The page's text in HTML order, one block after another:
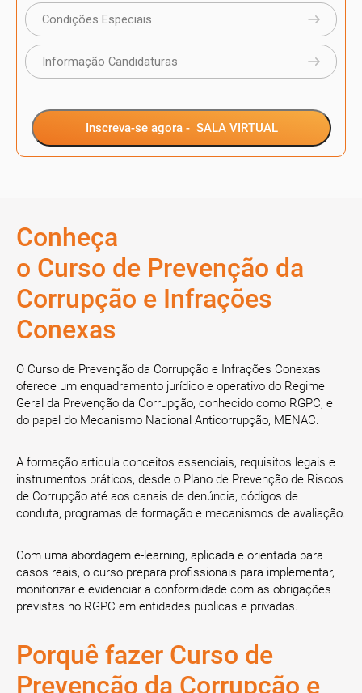
Condições Especiais
Informação Candidaturas
Inscreva-se agora - SALA VIRTUAL
Conheça
o Curso de Prevenção da
Corrupção e Infrações
Conexas
O Curso de Prevenção da Corrupção e Infrações Conexas
oferece um enquadramento jurídico e operativo do Regime
Geral da Prevenção da Corrupção, conhecido como RGPC, e
do papel do Mecanismo Nacional Anticorrupção, MENAC.
A formação articula conceitos essenciais, requisitos legais e
instrumentos práticos, desde o Plano de Prevenção de Riscos
de Corrupção até aos canais de denúncia, códigos de
conduta, programas de formação e mecanismos de avaliação.
Com uma abordagem e-learning, aplicada e orientada para
casos reais, o curso prepara profissionais para implementar,
monitorizar e evidenciar a conformidade com as obrigações
previstas no RGPC em entidades públicas e privadas.
Porquê fazer Curso de
Prevenção da Corrupção e